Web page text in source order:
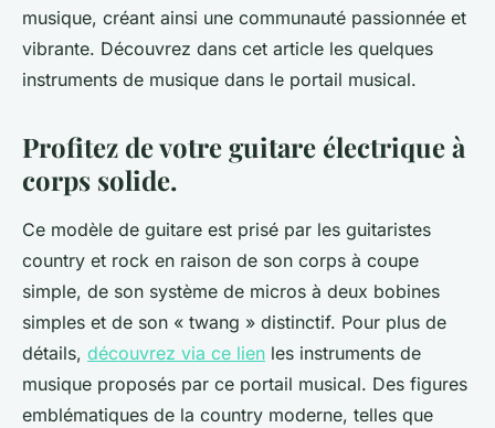
musique, créant ainsi une communauté passionnée et
vibrante. Découvrez dans cet article les quelques
instruments de musique dans le portail musical.
Profitez de votre guitare électrique à
corps solide.
Ce modèle de guitare est prisé par les guitaristes
country et rock en raison de son corps à coupe
simple, de son système de micros à deux bobines
simples et de son « twang » distinctif. Pour plus de
détails, découvrez via ce lien les instruments de
musique proposés par ce portail musical. Des figures
emblématiques de la country moderne, telles que